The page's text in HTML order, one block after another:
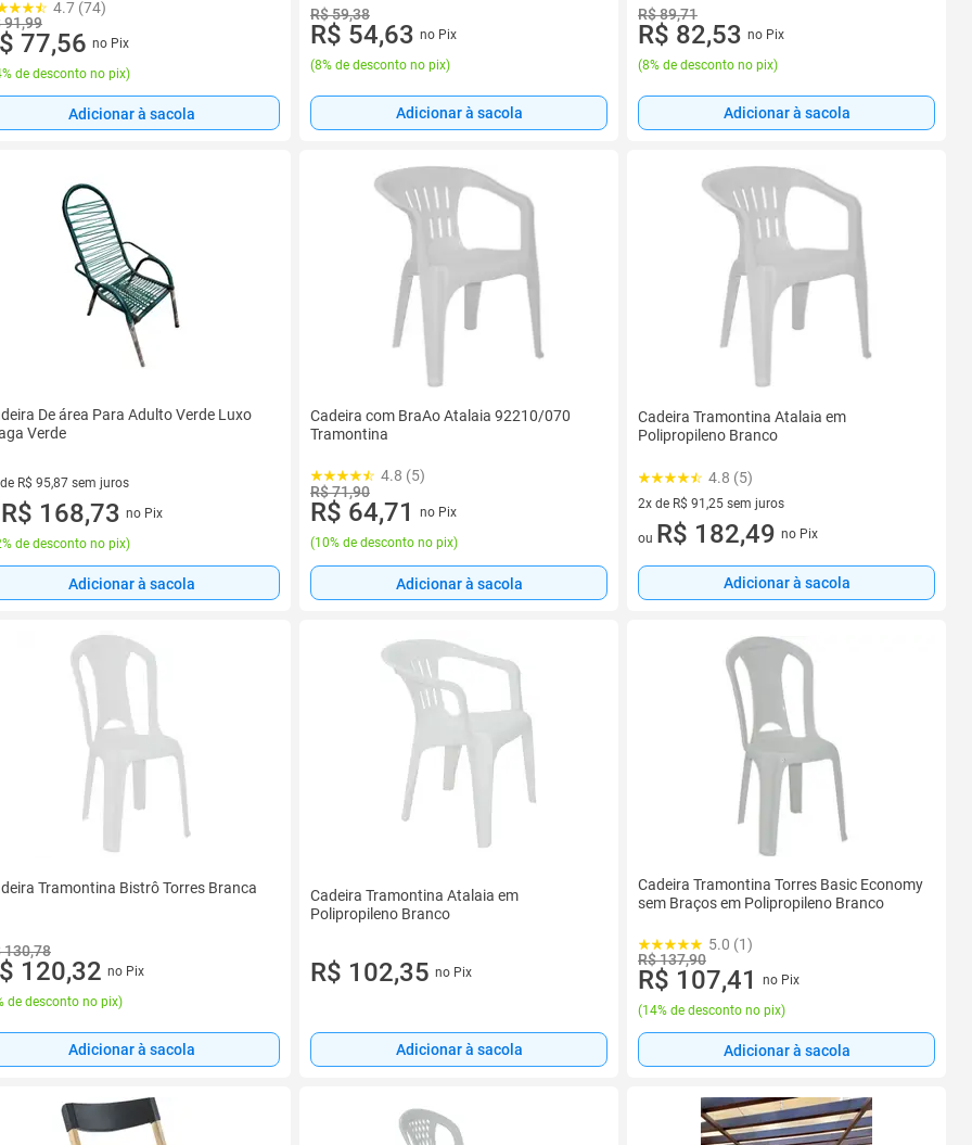
4.7 (74)
91,99
77,56 no Pix
de desconto no pix)
Adicionar à sacola
R$ 59,38
R$ 54,63 no Pix
(8% de desconto no pix)
Adicionar à sacola
R$ 89,71
R$ 82,53 no Pix
(8% de desconto no pix)
Adicionar à sacola
De área Para Adulto Verde Luxo
Verde
R$ 95,87 sem juros
de R$ 95,87 sem juros
R$ 168,73 no Pix
de desconto no pix)
Adicionar à sacola
Cadeira com BraAo Atalaia 92210/070
Tramontina
4.8 (5)
R$ 71,90
R$ 64,71
no Pix
(10% de desconto no pix)
Adicionar à sacola
Cadeira Tramontina Atalaia em
Polipropileno Branco
4.8 (5)
2x de R$ 91,25 sem juros
2 vez de R$ 91,25 sem juros
ou R$ 182,49 no Pix
Adicionar à sacola
Tramontina Bistrô Torres Branca
130,78
120,32 no Pix
de desconto no pix)
Adicionar à sacola
Cadeira Tramontina Atalaia em
Polipropileno Branco
R$ 102,35 no Pix
Adicionar à sacola
Cadeira Tramontina Torres Basic Economy
sem Braços em Polipropileno Branco
5.0 (1)
R$ 137,90
R$ 107,41
no Pix
(14% de desconto no pix)
Adicionar à sacola